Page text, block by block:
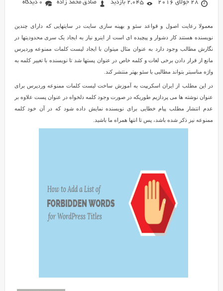
28 جولای 2016 2,045 بازدید صادق محمد زاده 0 دیدگاه
معمولا رعایت اصول و قواعد سئو و بهینه سازی سایت در سایتهایی که دارای چندین
نویسنده هستند کار دشوار و پیچیده ای است از اینرو نیاز به ایجاد یک سری محدودیتها در
نگارش مطالب وجود دارد به عنوان مثال میتوان با ایجاد لیست کلمات ممنوعه وردپرس
مانع از قرار دادن برخی لغات و کلمه خاص در عنوان پستها شد تا نویسنده با تغییر کلمه به
واژه مناسبتر بتواند مطالبی با سئو بهتر منتشر کند.
در این مطلب از ایران اسکریپت به آموزش ساخت لیست کلمات ممنوعه وردپرس برای
عنوان نوشته ها می پردازیم طوریکه در صورت وجود کلمه دلخواه در عنوان پست علاوه بر
عدم انتشار مطلب پیام خطایی برای نویسنده نمایش داده شود که در آن خود کلمه
ممنوعه نیز ذکر شده باشد، پس تا انتها همراه ما باشید.